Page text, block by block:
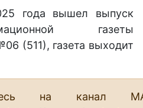
года вышел выпуск
газеты
(511), газета выходит
на канал